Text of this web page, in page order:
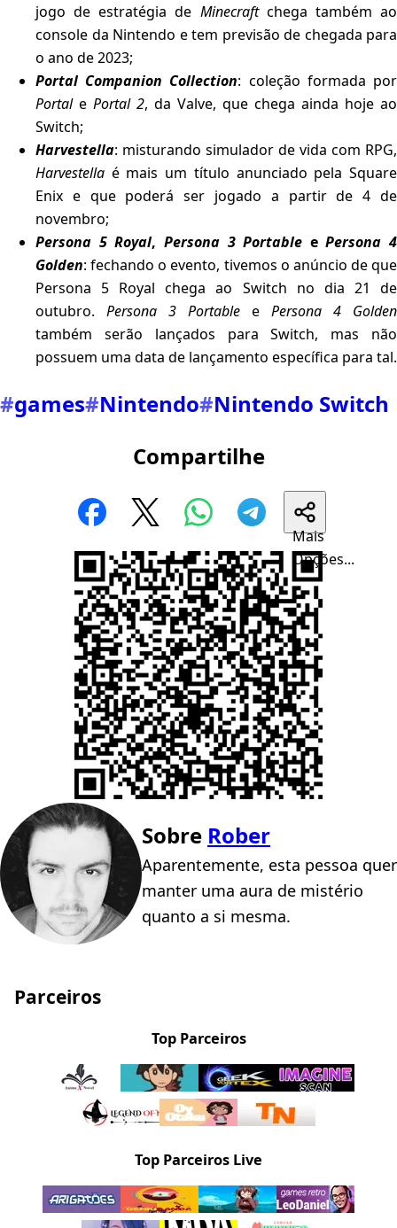
jogo de estratégia de Minecraftchega também ao
console da Nintendo e tem previsão de chegada para
o ano de 2023;
Portal Companion Collection: coleção formada por
Portale Portal 2, da Valve, que chega ainda hoje ao
Switch;
Harvestella: misturando simulador de vida com RPG,
Harvestella é mais um título anunciado pela Square
Enix e que poderá ser jogado a partir de 4 de
novembro;
Persona 5 Royal, Persona 3 Portable ePersona 4
Golden: fechando o evento, tivemos o anúncio de que
Persona 5 Royal chega ao Switch no dia 21 de
outubro. Persona 3 Portable e Persona 4 Golden
também serão lançados para Switch, mas não
possuem uma data de lançamento específica para tal.
#games#Nintendo#Nintendo Switch
Compartilhe
Mais
Opções...
Sobre Rober
Aparentemente, esta pessoa quer
manter uma aura de mistério
quanto a si mesma.
Parceiros
Top Parceiros
Top Parceiros Live